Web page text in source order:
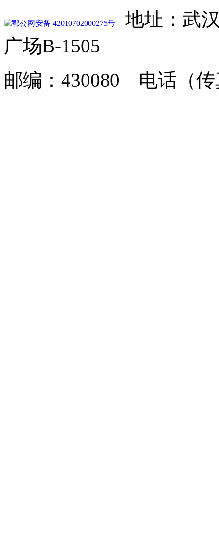
鄂公网安备 42010702000275号
地址：武
广场B-1505
邮编：430080 电话（传